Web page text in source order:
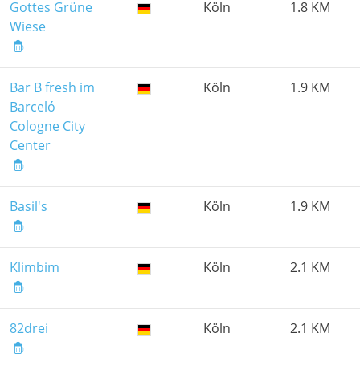
Gottes Grüne
Wiese
Köln 1.8 KM
Bar B fresh im
Barceló
Cologne City
Center
Köln 1.9 KM
Basil's Köln 1.9 KM
Klimbim Köln 2.1 KM
82drei Köln 2.1 KM